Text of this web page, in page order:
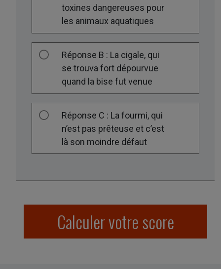
toxines dangereuses pour
les animaux aquatiques
Réponse B : La cigale, qui
se trouva fort dépourvue
quand la bise fut venue
Réponse C : La fourmi, qui
n’est pas prêteuse et c’est
là son moindre défaut
Calculer votre score